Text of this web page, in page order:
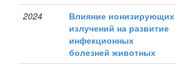
2024
Влияние ионизирующих
излучений на развитие
инфекционных
болезней животных